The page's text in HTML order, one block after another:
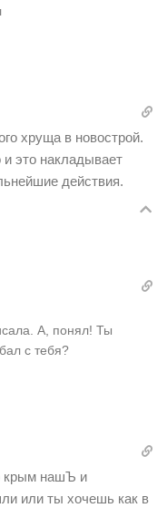
хруща в новострой.
и это накладывает
действия.
А, понял! Ты
с тебя?
крым нашЪ и
или ты хочешь как в